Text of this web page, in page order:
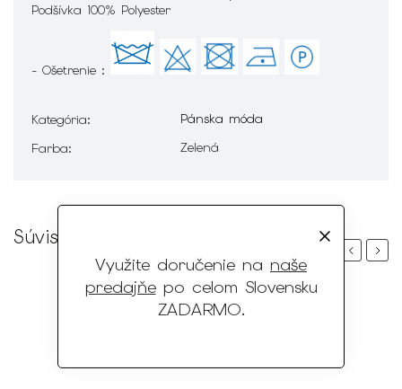
Využite doručenie na naše
predajňepo celom Slovensku
ZADARMO.
Podšívka 100% Polyester
- Ošetrenie :
Kategória:
Pánska móda
Farba: Zelená
Súvisiaci tovar
PreviousNext